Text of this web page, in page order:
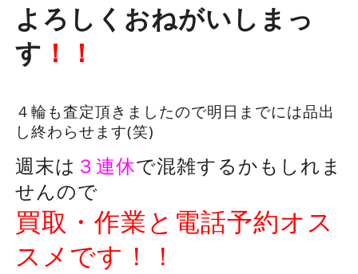
よろしくおねがいしまっ
す ！！
４輪も査定頂きましたので明日までには品出
し終わらせます(笑)
週末は ３連休で混雑するかもしれま
せんので
買取・作業と電話予約オス
スメです！！